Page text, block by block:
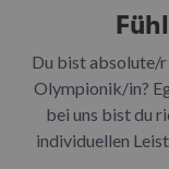
Du bist absolute/r
Olympionik/in?
bei uns bist du
individuellen